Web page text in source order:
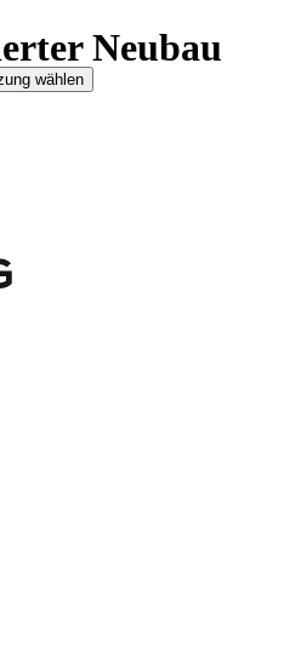
wählen
Neubau